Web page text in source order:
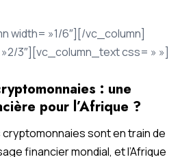
width= »1/6″][/vc_column]
3″][vc_column_text css= » »]
: une
pour l’Afrique ?
sont en train de
financier mondial, et l’Afrique